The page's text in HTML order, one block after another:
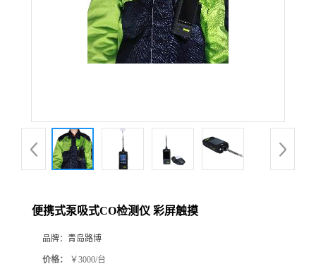
品
厅
便携式泵吸式CO检测仪 彩屏触摸
品牌： 青岛路博
价格： ￥3000/台